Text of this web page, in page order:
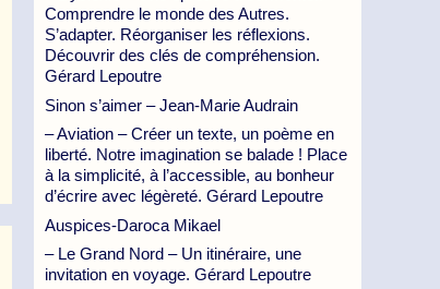
Comprendre le monde des Autres.
S’adapter. Réorganiser les réflexions.
Découvrir des clés de compréhension.
Gérard Lepoutre
Sinon s’aimer – Jean-Marie Audrain
– Aviation – Créer un texte, un poème en
liberté. Notre imagination se balade ! Place
à la simplicité, à l’accessible, au bonheur
d’écrire avec légèreté. Gérard Lepoutre
Auspices-Daroca Mikael
– Le Grand Nord – Un itinéraire, une
invitation en voyage. Gérard Lepoutre